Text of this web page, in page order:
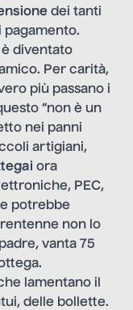
dei tanti
pagamento.
è diventato
Per carità,
più passano i
“non è un
nei panni
artigiani,
ora
PEC,
potrebbe
non lo
vanta 75
lamentano il
delle bollette.